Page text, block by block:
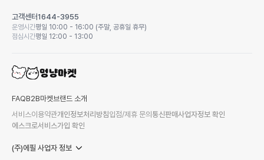
고객센터1644-3955
운영시간평일 10:00 - 16:00 (주말, 공휴일 휴무)
점심시간평일 12:00 - 13:00
FAQB2B마켓 브랜드 소개
서비스이용약관개인정보처리방침입점/제휴 문의통신판매사업자정보 확인
에스크로서비스가입 확인
(주)에필 사업자 정보